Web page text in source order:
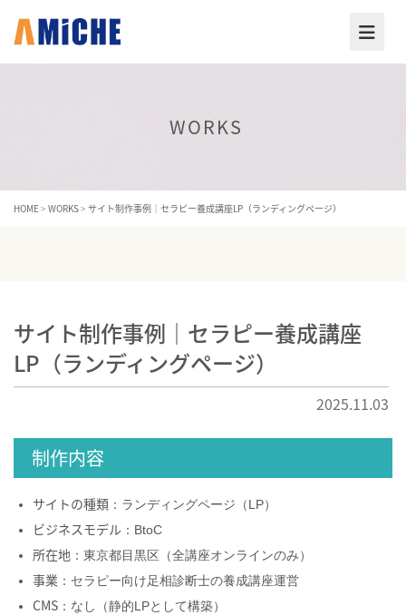
WORKS
HOME> WORKS> サイト制作事例｜セラピー養成講座LP（ランディングページ）
サイト制作事例｜セラピー養成講座
LP（ランディングページ）
2025.11.03
制作内容
サイトの種類 ：ランディングページ（LP）
ビジネスモデル ：BtoC
所在地 ：東京都目黒区（全講座オンラインのみ）
事業 ：セラピー向け足相診断士の養成講座運営
CMS ：なし（静的LPとして構築）